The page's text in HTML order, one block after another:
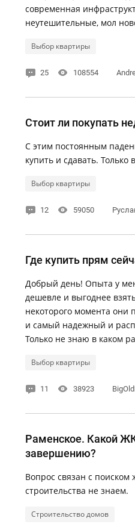
современная
неутешительные, мол
Выбор квартиры
25 108554
Стоит ли покупать
С этим постоянным
купить и сдавать. Только
Выбор квартиры
12 59050
Где купить прям
Добрый день! Опыта у
дешевле и выгоднее
некоторого момента они
и самый надежный и
Только не знаю в каком
Выбор квартиры
11 38923
Раменское. Какой
завершению?
Вопрос связан с поиском
строительства не знаем.
Строительство домов